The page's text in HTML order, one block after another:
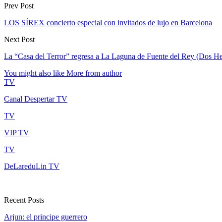
Prev Post
LOS SÍREX concierto especial con invitados de lujo en Barcelona
Next Post
La “Casa del Terror” regresa a La Laguna de Fuente del Rey (Dos
You might also like More from author
TV
Canal Despertar TV
TV
VIP TV
TV
DeLareduLin TV
Recent Posts
Arjun: el principe guerrero